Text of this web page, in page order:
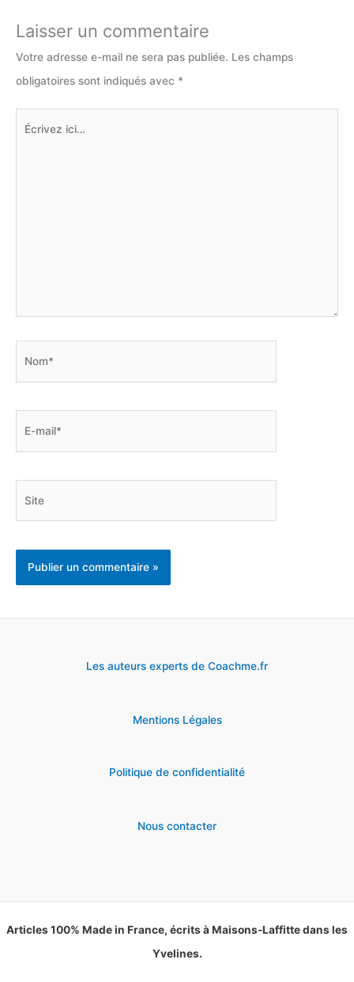
Laisser un commentaire
Votre adresse e-mail ne sera pas publiée. Les champs
obligatoires sont indiqués avec *
Les auteurs experts de Coachme.fr
Mentions Légales
Politique de confidentialité
Nous contacter
Articles 100% Made in France, écrits à Maisons-Laffitte dans les
Yvelines.